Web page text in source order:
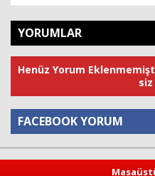
YORUMLAR
Henüz Yorum
FACEBOOK YORUM